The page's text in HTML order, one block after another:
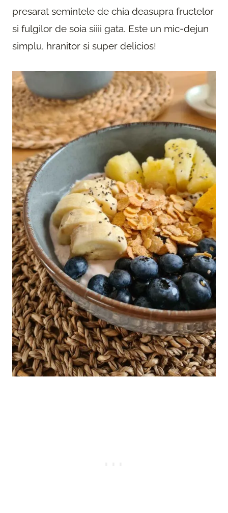
presarat semintele de chia deasupra fructelor
si fulgilor de soia siiii gata. Este un mic-dejun
simplu, hranitor si super delicios!